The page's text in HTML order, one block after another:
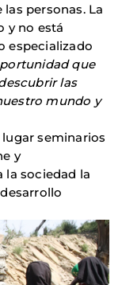
personas. La
y no está
especializado
que
las
mundo y
lugar seminarios
y
la sociedad la